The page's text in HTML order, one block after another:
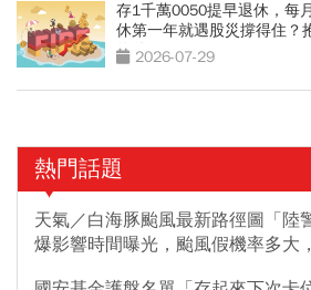
存1千萬0050提早退休，每
休第一年就遇股災撐得住？
條件2026-07-29
熱門話題
天氣／白海豚颱風最新路徑圖「陸
爆影響時間曝光，颱風假機率多大